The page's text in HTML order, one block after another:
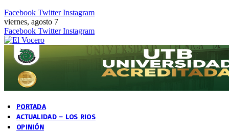
Facebook Twitter Instagram
viernes, agosto 7
Facebook Twitter Instagram
PORTADA
ACTUALIDAD – LOS RIOS
OPINIÓN